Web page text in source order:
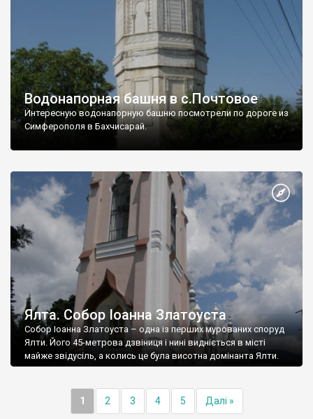
Водонапорная башня в с.Почтовое
Интересную водонапорную башню посмотрели по дороге из
Симферополя в Бахчисарай.
Ялта. Собор Іоанна Златоуста
Собор Іоанна Златоуста – одна із перших мурованих споруд
Ялти. Його 45-метрова дзвіниця і нині видніється в місті
майже звідусіль, а колись це була висотна домінанта Ялти.
1 2 3 4 5 Далі »